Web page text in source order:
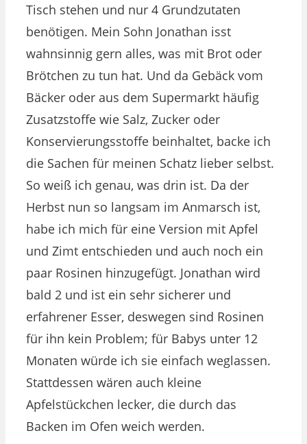
Tisch stehen und nur 4 Grundzutaten
benötigen. Mein Sohn Jonathan isst
wahnsinnig gern alles, was mit Brot oder
Brötchen zu tun hat. Und da Gebäck vom
Bäcker oder aus dem Supermarkt häufig
Zusatzstoffe wie Salz, Zucker oder
Konservierungsstoffe beinhaltet, backe ich
die Sachen für meinen Schatz lieber selbst.
So weiß ich genau, was drin ist. Da der
Herbst nun so langsam im Anmarsch ist,
habe ich mich für eine Version mit Apfel
und Zimt entschieden und auch noch ein
paar Rosinen hinzugefügt. Jonathan wird
bald 2 und ist ein sehr sicherer und
erfahrener Esser, deswegen sind Rosinen
für ihn kein Problem; für Babys unter 12
Monaten würde ich sie einfach weglassen.
Stattdessen wären auch kleine
Apfelstückchen lecker, die durch das
Backen im Ofen weich werden.